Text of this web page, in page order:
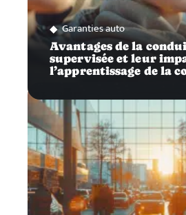
Garanties auto
Avantages de la
supervisée et leur
l’apprentissage de la